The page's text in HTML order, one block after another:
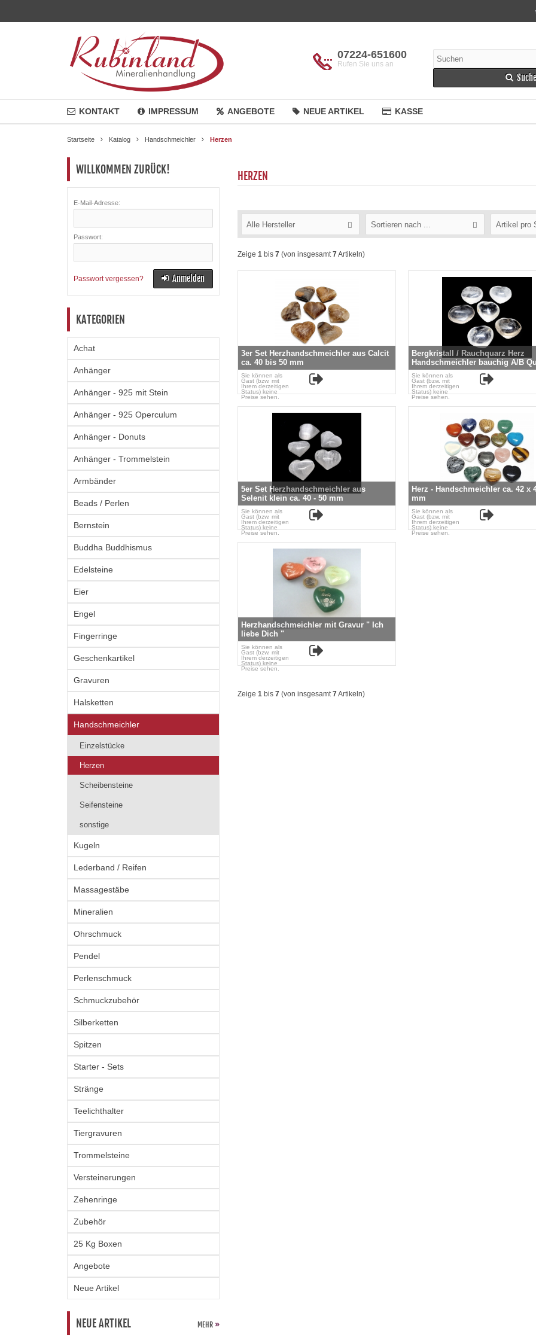
07224-651600
Rufen Sie uns an
KONTAKT IMPRESSUM ANGEBOTE NEUE ARTIKEL KASSE
Startseite Katalog Handschmeichler Herzen
HERZEN
Alle Hersteller Sortieren nach ... Artikel pro
Zeige 1 bis 7 (von insgesamt7Artikeln)
3er Set Herzhandschmeichler aus Calcit
ca. 40 bis 50 mm
Sie können als
Gast (bzw. mit
Ihrem derzeitigen
Status) keine
Preise sehen.
Bergkristall / Rauchquarz Herz
Handschmeichler bauchig A/B
40-45 mm
Sie können als
Gast (bzw. mit
Ihrem derzeitigen
Status) keine
Preise sehen.
5er Set Herzhandschmeichler aus
Selenit klein ca. 40 - 50 mm
Sie können als
Gast (bzw. mit
Ihrem derzeitigen
Status) keine
Preise sehen.
Herz - Handschmeichler ca. 42 x
mm
Sie können als
Gast (bzw. mit
Ihrem derzeitigen
Status) keine
Preise sehen.
Herzhandschmeichler mit Gravur " Ich
liebe Dich "
Sie können als
Gast (bzw. mit
Ihrem derzeitigen
Status) keine
Preise sehen.
Zeige 1 bis 7 (von insgesamt7Artikeln)
WILLKOMMEN ZURÜCK!
E-Mail-Adresse:
Passwort:
Passwort vergessen? Anmelden
KATEGORIEN
Achat
Anhänger
Anhänger - 925 mit Stein
Anhänger - 925 Operculum
Anhänger - Donuts
Anhänger - Trommelstein
Armbänder
Beads / Perlen
Bernstein
Buddha Buddhismus
Edelsteine
Eier
Engel
Fingerringe
Geschenkartikel
Gravuren
Halsketten
Handschmeichler
Einzelstücke
Herzen
Scheibensteine
Seifensteine
sonstige
Kugeln
Lederband / Reifen
Massagestäbe
Mineralien
Ohrschmuck
Pendel
Perlenschmuck
Schmuckzubehör
Silberketten
Spitzen
Starter - Sets
Stränge
Teelichthalter
Tiergravuren
Trommelsteine
Versteinerungen
Zehenringe
Zubehör
25 Kg Boxen
Angebote
Neue Artikel
NEUE ARTIKEL MEHR »